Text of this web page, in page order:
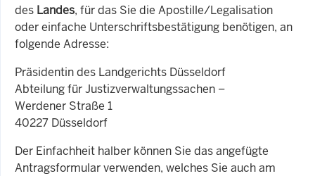
des Landes, für das Sie die Apostille/Legalisation
oder einfache Unterschriftsbestätigung benötigen, an
folgende Adresse:
Präsidentin des Landgerichts Düsseldorf
Abteilung für Justizverwaltungssachen –
Werdener Straße 1
40227 Düsseldorf
Der Einfachheit halber können Sie das angefügte
Antragsformular verwenden, welches Sie auch am